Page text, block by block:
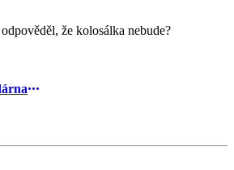
že kolosálka nebude?